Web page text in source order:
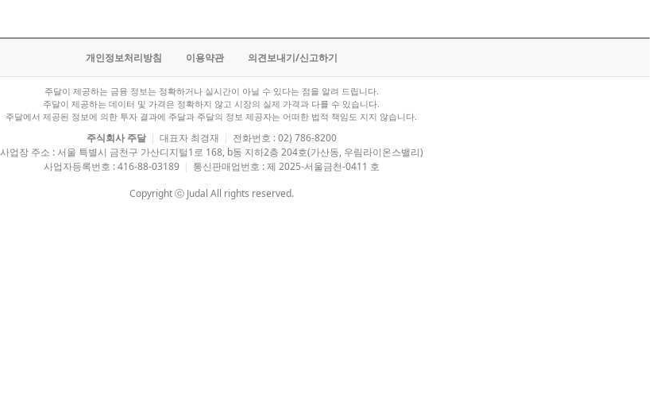
개인정보처리방침 이용약관 의견보내기/신고하기
주달이 제공하는 금융 정보는 정확하거나 실시간이 아닐 수 있다는 점을 알려 드립니다.
주달이 제공하는 데이터 및 가격은 정확하지 않고 시장의 실제 가격과 다를 수 있습니다.
주달에서 제공된 정보에 의한 투자 결과에 주달과 주달의 정보 제공자는 어떠한 법적 책임도 지지 않습니다.
주식회사 주달 | 대표자 최경재 | 전화번호 : 02) 786-8200
사업장 주소 : 서울 특별시 금천구 가산디지털1로 168, b동 지하2층 204호(가산동, 우림라이온스밸리)
사업자등록번호 : 416-88-03189 | 통신판매업번호 : 제 2025-서울금천-0411 호
Copyright ⓒ Judal All rights reserved.